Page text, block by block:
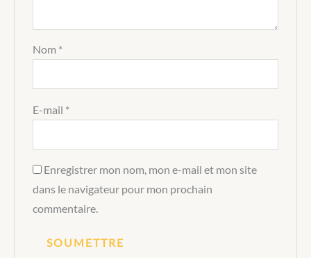
Nom *
E-mail *
Enregistrer mon nom, mon e-mail et mon site
dans le navigateur pour mon prochain
commentaire.